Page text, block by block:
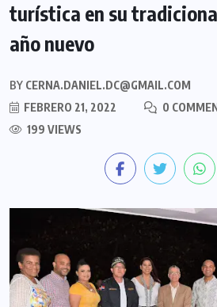
turística en su
año nuevo
BY CERNA.DANIEL.DC@GMAIL.COM
FEBRERO 21, 2022
0
199 VIEWS